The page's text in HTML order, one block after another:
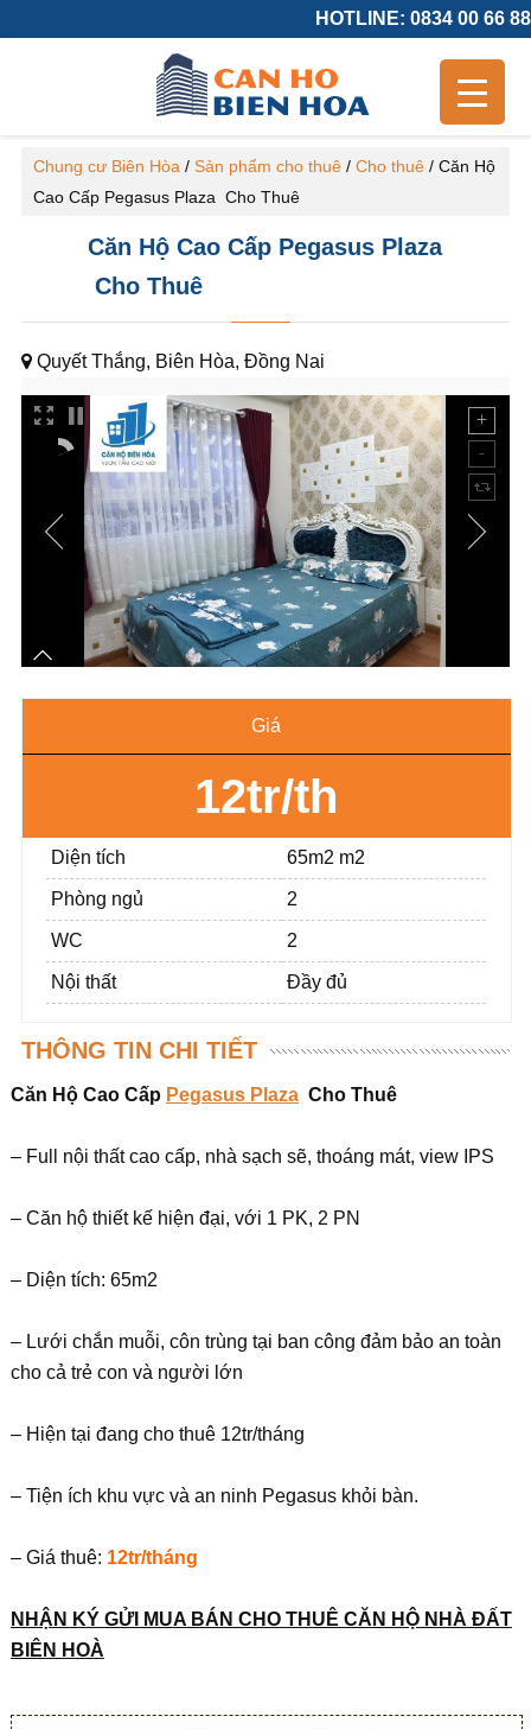
HOTLINE: 0834 00 66 88
Chung cư Biên Hòa / Sản phẩm cho thuê/ Cho thuê/ Căn Hộ
Cao Cấp Pegasus Plaza Cho Thuê
Căn Hộ Cao Cấp Pegasus Plaza
Cho Thuê
Quyết Thắng, Biên Hòa, Đồng Nai
Giá
12tr/th
Diện tích 65m2 m2
Phòng ngủ 2
WC 2
Nội thất Đầy đủ
THÔNG TIN CHI TIẾT
Căn Hộ Cao Cấp PegasusPl aza Cho Thuê
– Full nội thất cao cấp, nhà sạch sẽ, thoáng mát, view IPS
– Căn hộ thiết kế hiện đại, với 1 PK, 2 PN
– Diện tích: 65m2
– Lưới chắn muỗi, côn trùng tại ban công đảm bảo an toàn
cho cả trẻ con và người lớn
– Hiện tại đang cho thuê 12tr/tháng
– Tiện ích khu vực và an ninh Pegasus khỏi bàn.
– Giá thuê: 12tr/tháng
NHẬ N KÝ GỬI MUA BÁN CHO THUÊ CĂ N HỘNHÀ ĐẤT
BIÊN HOÀ